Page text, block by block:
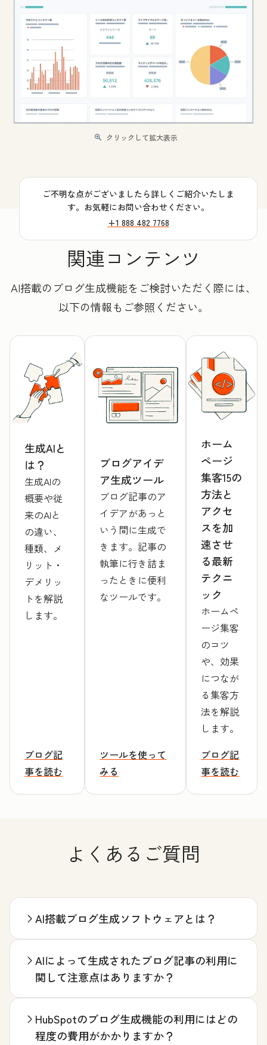
クリックして拡大表示
ご不明な点がございましたら詳しくご紹介いたしま
す。お気軽にお問い合わせください。
+1 888 482 7768
関連コンテンツ
AI搭載のブログ生成機能をご検討いただく際には、
以下の情報もご参照ください。
生成AIと
は？
生成AIの
概要や従
来のAIと
の違い、
種類、メ
リット・
デメリッ
トを解説
します。
ブログ記
事を読む
ブログアイデ
ア生成ツール
ブログ記事のア
イデアがあっと
いう間に生成で
きます。記事の
執筆に行き詰ま
ったときに便利
なツールです。
ツールを使って
みる
ホーム
ページ
集客15の
方法と
アクセ
スを加
速させ
る最新
テクニ
ック
ホームペ
ージ集客
のコツ
や、効果
につなが
る集客方
法を解説
します。
ブログ記
事を読む
よくあるご質問
AI搭載ブログ生成ソフトウェアとは？
AIによって生成されたブログ記事の利用に
関して注意点はありますか？
HubSpotのブログ生成機能の利用にはどの
程度の費用がかかりますか？